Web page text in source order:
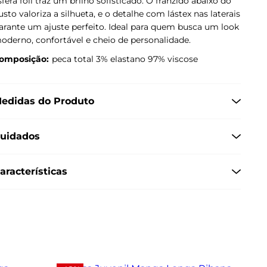
valoriza a silhueta, e o detalhe com lástex nas laterais
um ajuste perfeito. Ideal para quem busca um look
confortável e cheio de personalidade.
peca total 3% elastano 97% viscose
do Produto